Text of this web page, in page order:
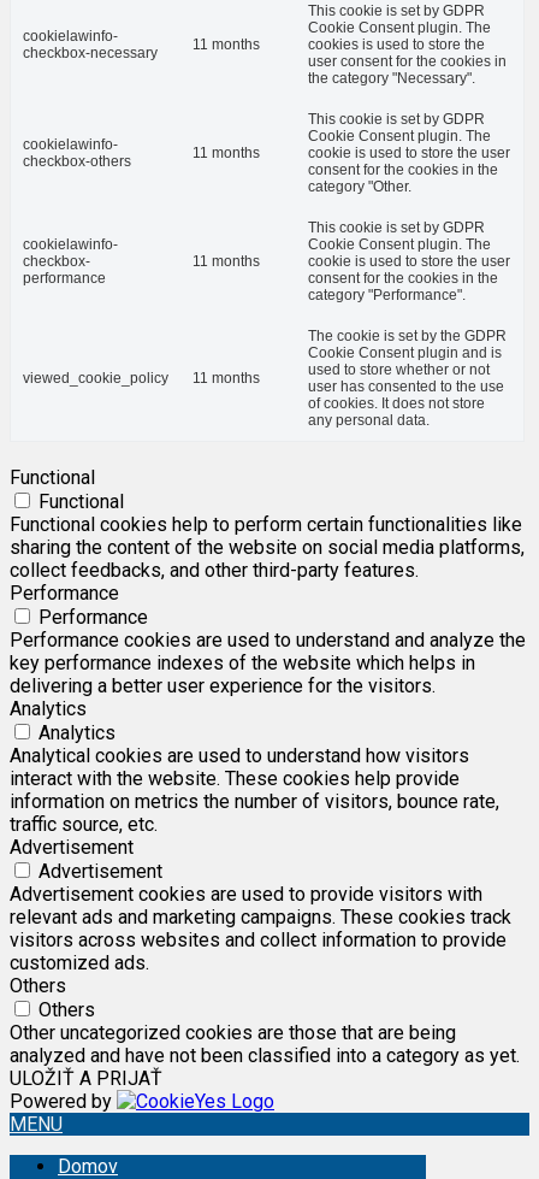
cookielawinfo-
checkbox-necessary
11 months
This cookie is set by GDPR
Cookie Consent plugin. The
cookies is used to store the
user consent for the cookies in
the category "Necessary".
cookielawinfo-
checkbox-others
11 months
This cookie is set by GDPR
Cookie Consent plugin. The
cookie is used to store the user
consent for the cookies in the
category "Other.
cookielawinfo-
checkbox-
performance
11 months
This cookie is set by GDPR
Cookie Consent plugin. The
cookie is used to store the user
consent for the cookies in the
category "Performance".
viewed_cookie_policy 11 months
The cookie is set by the GDPR
Cookie Consent plugin and is
used to store whether or not
user has consented to the use
of cookies. It does not store
any personal data.
Functional
Functional
Functional cookies help to perform certain functionalities like
sharing the content of the website on social media platforms,
collect feedbacks, and other third-party features.
Performance
Performance
Performance cookies are used to understand and analyze the
key performance indexes of the website which helps in
delivering a better user experience for the visitors.
Analytics
Analytics
Analytical cookies are used to understand how visitors
interact with the website. These cookies help provide
information on metrics the number of visitors, bounce rate,
traffic source, etc.
Advertisement
Advertisement
Advertisement cookies are used to provide visitors with
relevant ads and marketing campaigns. These cookies track
visitors across websites and collect information to provide
customized ads.
Others
Others
Other uncategorized cookies are those that are being
analyzed and have not been classified into a category as yet.
ULOŽIŤ A PRIJAŤ
Powered by
MENU
Domov